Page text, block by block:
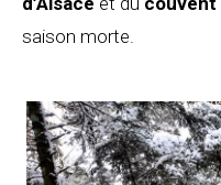
saison morte.